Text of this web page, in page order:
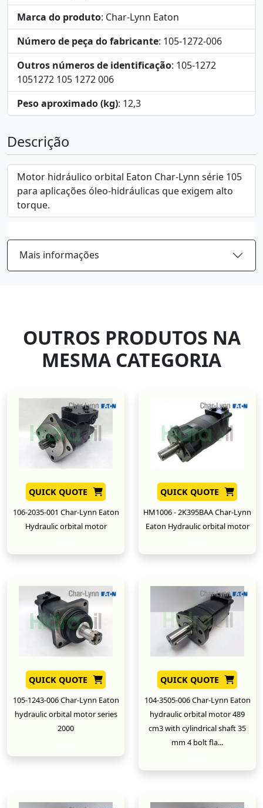
Marca do produto: Char-Lynn Eaton
Número de peça do fabricante: 105-1272-006
Outros números de identificação: 105-1272
1051272 105 1272 006
Peso aproximado (kg): 12,3
Descrição
Motor hidráulico orbital Eaton Char-Lynn série 105
para aplicações óleo-hidráulicas que exigem alto
torque.
Mais informações
OUTROS PRODUTOS NA
MESMA CATEGORIA
QUICK QUOTE
106-2035-001 Char-Lynn Eaton
Hydraulic orbital motor
QUICK QUOTE
HM1006 - 2K395BAA Char-Lynn
Eaton Hydraulic orbital motor
QUICK QUOTE
105-1243-006 Char-Lynn Eaton
hydraulic orbital motor series
2000
QUICK QUOTE
104-3505-006 Char-Lynn Eaton
hydraulic orbital motor 489
cm3 with cylindrical shaft 35
mm 4 bolt fla...